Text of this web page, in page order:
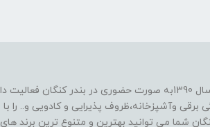
فروشگاه مروارید کنگان از سال 1390به صورت حضوری در بندر
برقی وآشپزخانه،ظروف پذیرایی و کادویی و.. را
شما می توانید بهترین و متنوع ترین برند های